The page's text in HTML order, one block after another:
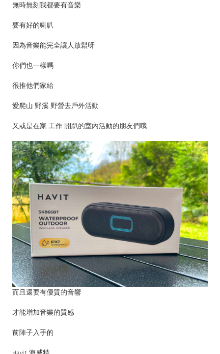
無時無刻我都要有音樂
要有好的喇叭
因為音樂能完全讓人放鬆呀
你們也一樣嗎
很推他們家給
愛爬山 野溪 野營去戶外活動
又或是在家 工作 開趴的室內活動的朋友們哦
而且還要有優質的音響
才能增加音樂的質感
前陣子入手的